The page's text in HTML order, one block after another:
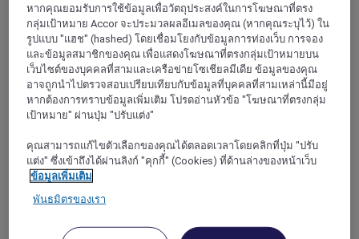
Hotel Mercure Rouen Centre Cathedrale
หากคุณยอมรับการใช้ข้อมูลเพื่อวัตถุประสงค์ในการโฆษณาที่ตรง
กลุ่มเป้าหมาย Accor จะประมวลผลอีเมลของคุณ (หากคุณระบุไว้) ใน
รูปแบบ "แฮช" (hashed) โดยเชื่อมโยงกับข้อมูลการท่องเว็บ การจอง
และข้อมูลสมาชิกของคุณ เพื่อแสดงโฆษณาที่ตรงกลุ่มเป้าหมายบน
เว็บไซต์ของบุคคลที่สามและเครือข่ายโซเชียลมีเดีย ข้อมูลของคุณ
อาจถูกนำไปตรวจสอบเปรียบเทียบกับข้อมูลที่บุคคลที่สามเหล่านี้มีอยู่
หากต้องการทราบข้อมูลเพิ่มเติม โปรดอ่านหัวข้อ "โฆษณาที่ตรงกลุ่ม
เป้าหมาย" ผ่านปุ่ม "ปรับแต่ง"
คุณสามารถแก้ไขตัวเลือกของคุณได้ตลอดเวลาโดยคลิกที่ปุ่ม "ปรับ
แต่ง" ซึ่งเข้าถึงได้ผ่านลิงก์ "คุกกี้" (Cookies) ที่ด้านล่างของหน้าเว็บ
ข้อมูลเพิ่มเติม
พันธมิตรของเรา